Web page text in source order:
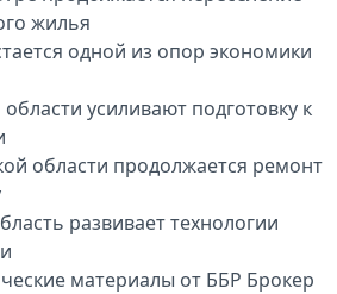
жилья
одной из опор экономики
усиливают подготовку к
области продолжается ремонт
развивает технологии
материалы от ББР Брокер